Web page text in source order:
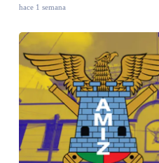
hace 1 semana